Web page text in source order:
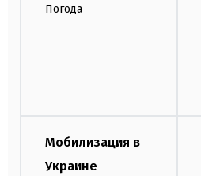
Погода
Мобилизация в
Украине